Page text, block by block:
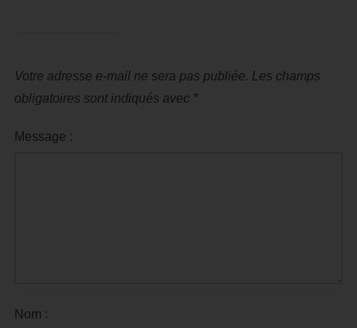
Votre adresse e-mail ne sera pas publiée. Les champs
obligatoires sont indiqués avec *
Message :
Nom :